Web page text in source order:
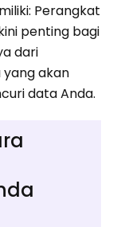
Perangkat
penting bagi
dari
akan
data Anda.